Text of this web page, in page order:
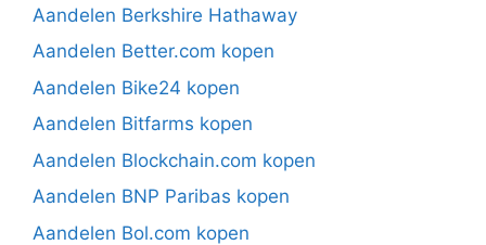
Aandelen Berkshire Hathaway
Aandelen Better.com kopen
Aandelen Bike24 kopen
Aandelen Bitfarms kopen
Aandelen Blockchain.com kopen
Aandelen BNP Paribas kopen
Aandelen Bol.com kopen